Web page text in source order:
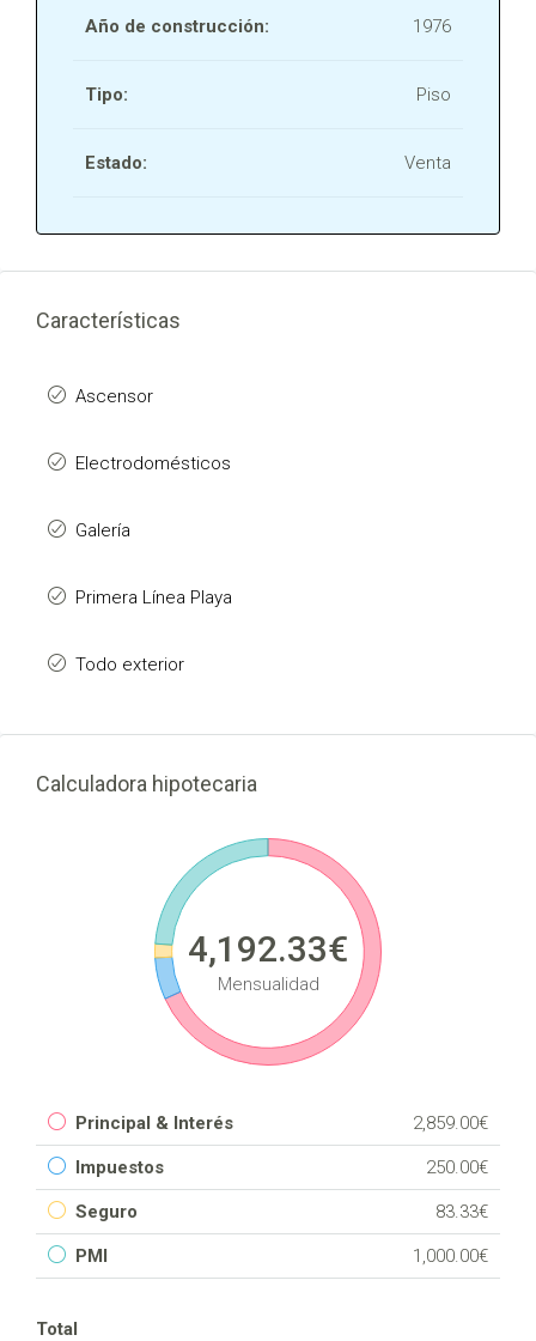
Año de construcción: 1976
Tipo: Piso
Estado: Venta
Características
Ascensor
Electrodomésticos
Galería
Primera Línea Playa
Todo exterior
Calculadora hipotecaria
4,192.33€
Mensualidad
Principal & Interés 2,859.00€
Impuestos 250.00€
Seguro 83.33€
PMI 1,000.00€
Total